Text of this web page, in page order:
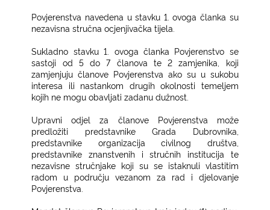
Povjerenstva navedena u stavku 1. ovoga članka su
nezavisna stručna ocjenjivačka tijela.
Sukladno stavku 1. ovoga članka Povjerenstvo se
sastoji od 5 do 7 članova te 2 zamjenika, koji
zamjenjuju članove Povjerenstva ako su u sukobu
interesa ili nastankom drugih okolnosti temeljem
kojih ne mogu obavljati zadanu dužnost.
Upravni odjel za članove Povjerenstva može
predložiti predstavnike Grada Dubrovnika,
predstavnike organizacija civilnog društva,
predstavnike znanstvenih i stručnih institucija te
nezavisne stručnjake koji su se istaknuli vlastitim
radom u području vezanom za rad i djelovanje
Povjerenstva.